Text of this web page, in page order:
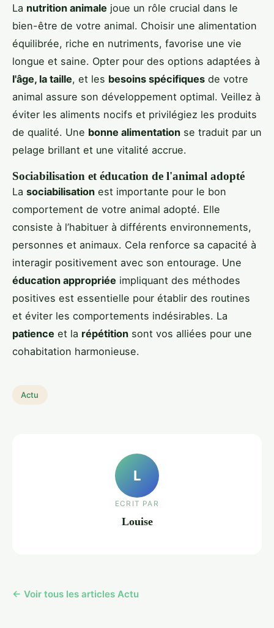
La nutrition animale joue un rôle crucial dans le
bien-être de votre animal. Choisir une alimentation
équilibrée, riche en nutriments, favorise une vie
longue et saine. Opter pour des options adaptées à
l'âge, la taille, et les besoins spécifiques de votre
animal assure son développement optimal. Veillez à
éviter les aliments nocifs et privilégiez les produits
de qualité. Une bonne alimentation se traduit par un
pelage brillant et une vitalité accrue.
Sociabilisation et éducation de l'animal adopté
La sociabilisation est importante pour le bon
comportement de votre animal adopté. Elle
consiste à l’habituer à différents environnements,
personnes et animaux. Cela renforce sa capacité à
interagir positivement avec son entourage. Une
éducation appropriée impliquant des méthodes
positives est essentielle pour établir des routines
et éviter les comportements indésirables. La
patience et la répétition sont vos alliées pour une
cohabitation harmonieuse.
Actu
L
ECRIT PAR
Louise
← Voir tous les articles Actu